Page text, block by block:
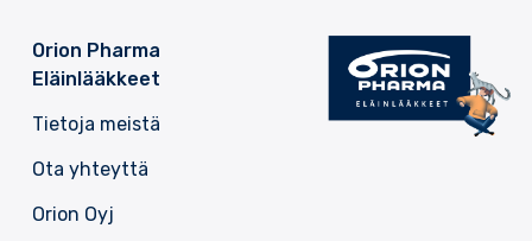
Orion Pharma
Eläinlääkkeet
Tietoja meistä
Ota yhteyttä
Orion Oyj